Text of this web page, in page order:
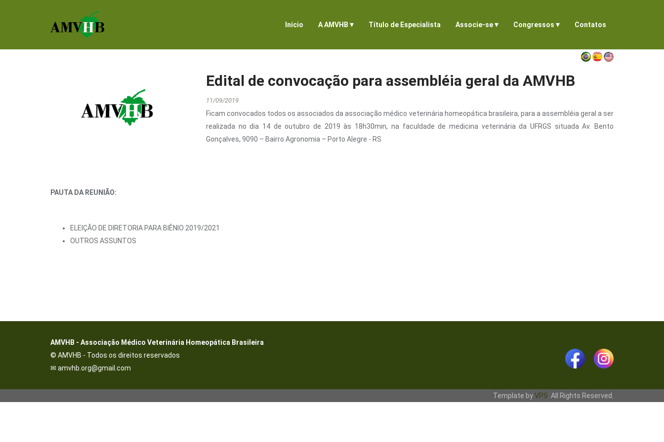
Início A AMVHB ▾ Título de Especialista Associe-se▾ Congressos ▾ Contatos
Edital de convocação para assembléia geral da AMVHB
11/09/2019
Ficam convocados todos os associados da associação médico veterinária homeopática brasileira, para a assembléia geral a ser
realizada no dia 14 de outubro de 2019 às 18h30min, na faculdade de medicina veterinária da UFRGS situada Av. Bento
Gonçalves, 9090 – Bairro Agronomia – Porto Alegre - RS
PAUTA DA REUNIÃO:
ELEIÇÃO DE DIRETORIA PARA BIÊNIO 2019/2021
OUTROS ASSUNTOS
AMVHB - Associação Médico Veterinária Homeopática Brasileira
© AMVHB - Todos os direitos reservados
✉ amvhb.org@gmail.com
Template byVPS . All Rights Reserved.